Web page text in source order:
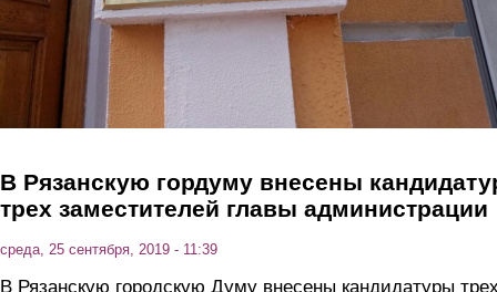
В Рязанскую гордуму внесены
трех заместителей главы администрации
среда, 25 сентября, 2019 - 11:39
В Рязанскую городскую Думу внесены кандидатуры